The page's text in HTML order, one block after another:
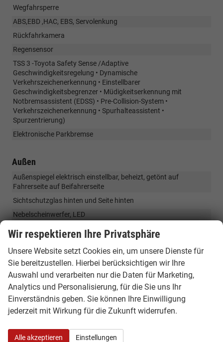
Wegfahrsperre
ABS,EBD ,HAC, EBS, Servolenkung
Rückfahrkamera
Regensensor
TSS 3 -Toyota Safety Sense /Adaptive
Geschwindigkeitsregelung • Dynamische
Verkehrszeichenerkennung • Einstellbarer
Geschwindigkeitsbegrenzer • Müdigkeitserkennung mit
Notbremsassistent (EDSS) • Pre-Collision-System •
Verkehrszeichenerkennung • Spurhalteassistent •
Spurzentrierung)
Elektronische Parkbremse
Außen
Außenspiegel elektrisch einstellbar, beheizt, getönt auf
Fahrerseite auf Beifahrerseite
Sichtschutzglas hinten und Seite hinten
Nebelscheinwerfer, LED
LED-Scheinwerfer vorne, LED Tagfahrlicht,
Getönte Scheiben hinten
außer
bei
schwarzer
Grundlackierung
Metalliclackierung
Räder & Technik
17" Alufelgen / Sommerreifen
Reifenreparaturset
Wir respektieren Ihre Privatsphäre
Unsere Website setzt Cookies ein, um unsere Dienste für
Sie bereitzustellen. Hierbei berücksichtigen wir Ihre
Auswahl und verarbeiten nur die Daten für Marketing,
Analytics und Personalisierung, für die Sie uns Ihr
Einverständnis geben. Sie können Ihre Einwilligung
jederzeit mit Wirkung für die Zukunft widerrufen.
Alle akzeptieren Einstellungen